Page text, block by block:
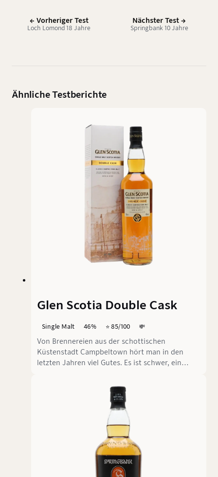
← Vorheriger Test
Loch Lomond 18 Jahre
Nächster Test →
Springbank 10 Jahre
Ähnliche Testberichte
Glen Scotia Double Cask
Single Malt 46% ⭐️ 85/100 💸
Von Brennereien aus der schottischen
Küstenstadt Campbeltown hört man in den
letzten Jahren viel Gutes. Es ist schwer, ein
dem sich alle einig sind, dass er in jeder Hinsicht
besser ist. Stimmt das wirklich?Double Cask ist
ein Scotch ohne Altersangabe mit Glen Scotia
Single Malt, der in First-Fill-Ex-Bourbon-Fässern
gereift ist und bis zu einem Jahr in Pedro
Ximénez (PX)-Sherry-Fässern gelagert wurde. Bis
zu einem Jahr - eine wilde Zeitangabe.